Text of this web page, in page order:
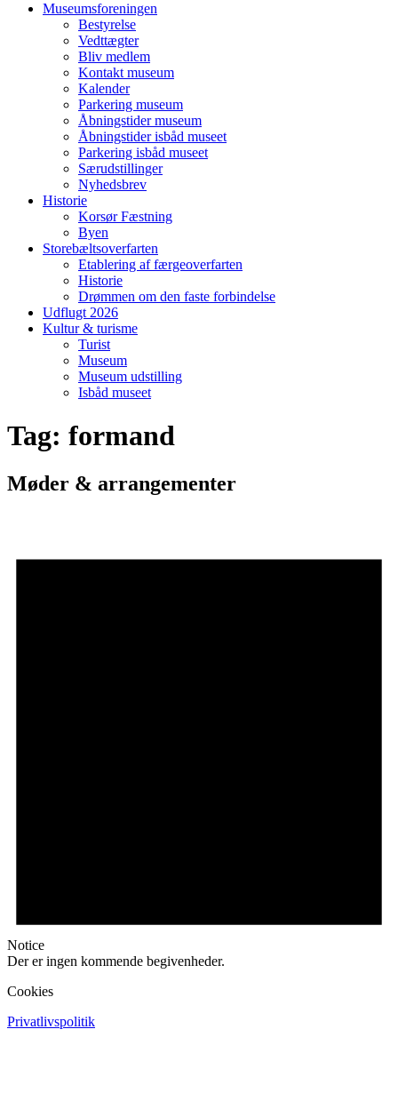
Museumsforeningen
Bestyrelse
Vedttægter
Bliv medlem
Kontakt museum
Kalender
Parkering museum
Åbningstider museum
Åbningstider isbåd museet
Parkering isbåd museet
Særudstillinger
Nyhedsbrev
Historie
Korsør Fæstning
Byen
Storebæltsoverfarten
Etablering af færgeoverfarten
Historie
Drømmen om den faste forbindelse
Udflugt 2026
Kultur & turisme
Turist
Museum
Museum udstilling
Isbåd museet
Tag: formand
Møder & arrangementer
Notice
Der er ingen kommende begivenheder.
Cookies
Privatlivspolitik